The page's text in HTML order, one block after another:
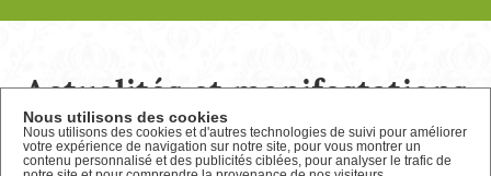
Actualités et manifestations
du Château
Nous utilisons des cookies
Nous utilisons des cookies et d'autres technologies de suivi pour améliorer
votre expérience de navigation sur notre site, pour vous montrer un
contenu personnalisé et des publicités ciblées, pour analyser le trafic de